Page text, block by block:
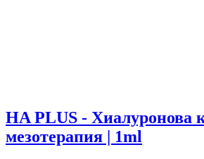
HA PLUS - Хиалуронова
мезотерапия | 1ml